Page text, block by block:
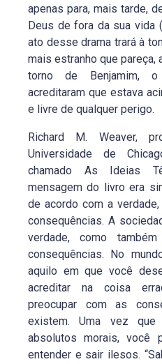
apenas para, mais tarde,
Deus de fora da sua vida
ato desse drama trará à
mais estranho que pareça,
torno de Benjamim,
acreditaram que estava
e livre de qualquer perigo.
Richard M. Weaver,
Universidade de
chamado As Ideias
mensagem do livro era
de acordo com a
consequências. A
verdade, como
consequências. No
aquilo em que você
acreditar na coisa
preocupar com as
existem. Uma vez que
absolutos morais,
entender e sair ilesos.